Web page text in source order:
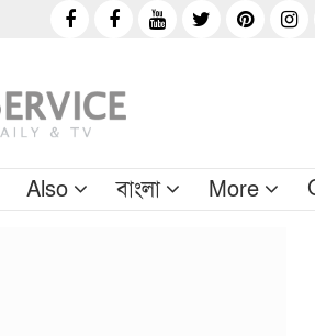
Also বাংলা More